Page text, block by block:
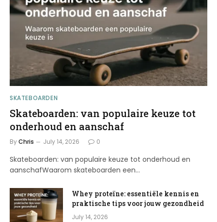
SKATEBOARDEN
Skateboarden: van populaire keuze tot
onderhoud en aanschaf
ByChris July 14, 2026 0
Skateboarden: van populaire keuze tot onderhoud en
aanschafWaarom skateboarden een…
Whey proteïne: essentiële kennis en
praktische tips voor jouw gezondheid
July 14, 2026